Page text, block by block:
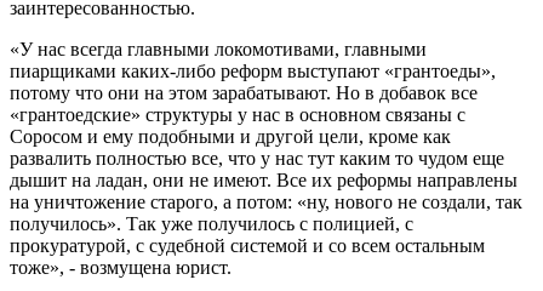
заинтересованностью.
«У нас всегда главными локомотивами, главными
пиарщиками каких-либо реформ выступают «грантоеды»,
потому что они на этом зарабатывают. Но в добавок все
«грантоедские» структуры у нас в основном связаны с
Соросом и ему подобными и другой цели, кроме как
развалить полностью все, что у нас тут каким то чудом еще
дышит на ладан, они не имеют. Все их реформы направлены
на уничтожение старого, а потом: «ну, нового не создали, так
получилось». Так уже получилось с полицией, с
прокуратурой, с судебной системой и со всем остальным
тоже», - возмущена юрист.